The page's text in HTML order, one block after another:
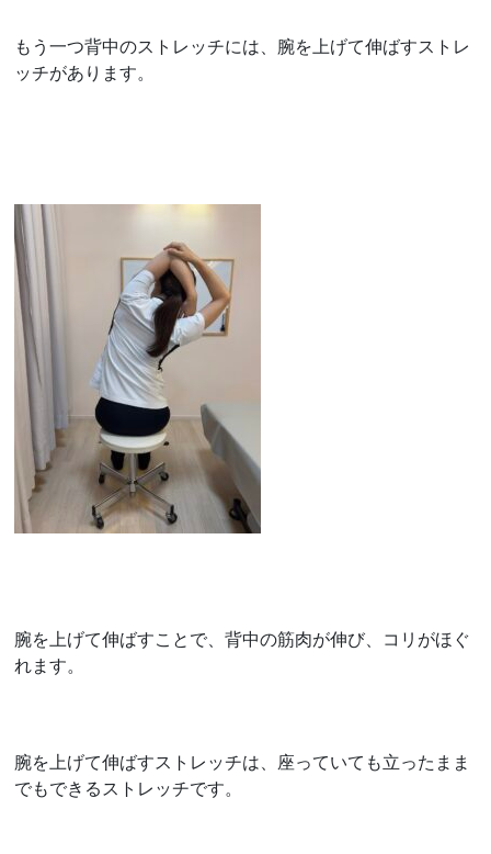
もう一つ背中のストレッチには、腕を上げて伸ばすストレ
ッチがあります。
腕を上げて伸ばすことで、背中の筋肉が伸び、コリがほぐ
れます。
腕を上げて伸ばすストレッチは、座っていても立ったまま
でもできるストレッチです。